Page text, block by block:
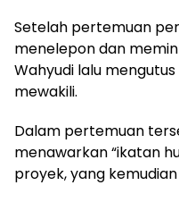
​Setelah pertemuan
menelepon dan
Wahyudi lalu
mewakili.
Dalam pertemuan
menawarkan “ikatan
proyek, yang